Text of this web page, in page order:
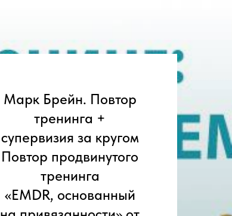
Марк Брейн. Повтор
тренинга +
супервизия за кругом
Повтор продвинутого
тренинга
«EMDR, основанный